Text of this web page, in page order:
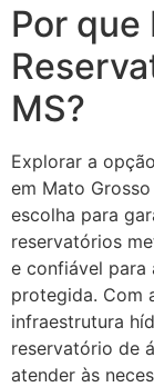
Por que
MS?
Explorar a
em Mato
escolha para
reservatórios
e confiável para
protegida. Com
infraestrutura
reservatório de
atender às